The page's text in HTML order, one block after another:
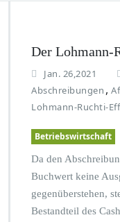
Der Lohmann-
Jan. 26,2021
Abschreibungen ,
Lohmann-Ruchti-
Betriebswirtschaft
Da den
Buchwert keine
gegenüberstehen,
Bestandteil des